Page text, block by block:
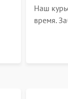
Наш
время.
на